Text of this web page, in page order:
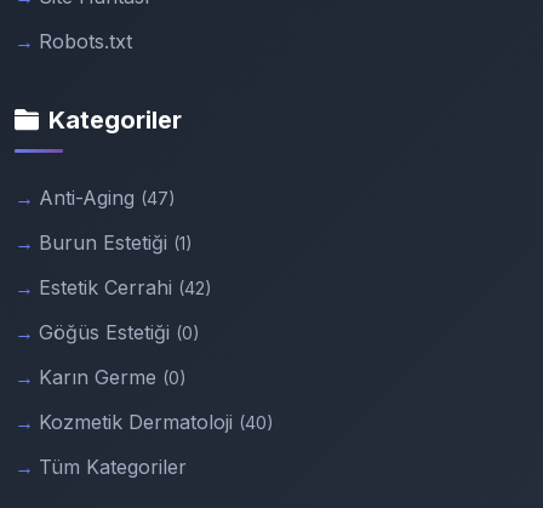
Robots.txt
Kategoriler
Anti-Aging (47)
Burun Estetiği (1)
Estetik Cerrahi (42)
Göğüs Estetiği (0)
Karın Germe (0)
Kozmetik Dermatoloji (40)
Tüm Kategoriler